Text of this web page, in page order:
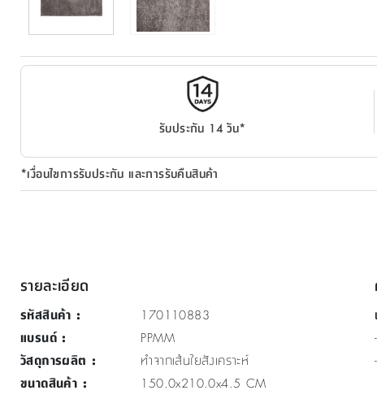
รับประกัน 14 วัน*
*เงื่อนไขการรับประกัน และการรับคืนสินค้า
รายละเอียด
รหัสสินค้า :
170110883
แบรนด์:
PPMM
วัสดุการผลิต :
ทำจากเส้นใยสังเคราะห์
ขนาดสินค้า : 150.0x210.0x4.5 CM